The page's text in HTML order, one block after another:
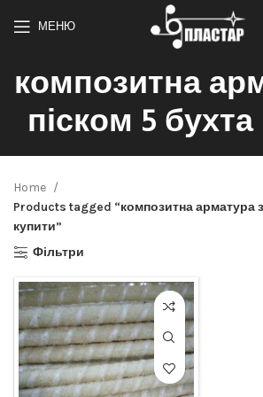
МЕНЮ
композитна
піском 5
Home
Products tagged “композитна арматура
купити”
Фільтри